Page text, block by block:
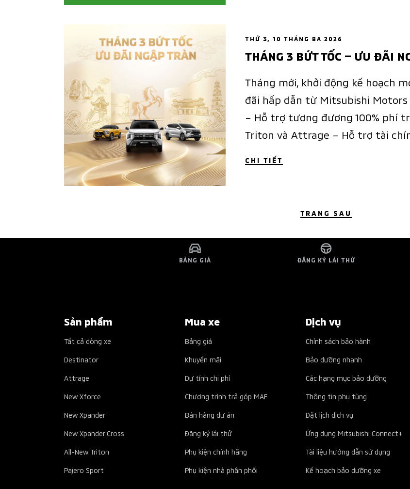
THỨ 3, 10 THÁNG BA 2026
THÁNG 3 BỨT TỐC – ƯU ĐÃI
Tháng mới, khởi động kế hoạch
đãi hấp dẫn từ Mitsubishi
– Hỗ trợ tương đương 100% phí
Triton và Attrage – Hỗ trợ tài
CHI TIẾT
TRANG SAU
BẢNG GIÁ ĐĂNG KÝ LÁI THỬ
Sản phẩm
Tất cả dòng xe
Destinator
Attrage
New Xforce
New Xpander
New Xpander Cross
All-New Triton
Pajero Sport
Mua xe
Bảng giá
Khuyến mãi
Dự tính chi phí
Chương trình trả góp MAF
Bán hàng dự án
Đăng ký lái thử
Phụ kiện chính hãng
Phụ kiện nhà phân phối
Dịch vụ
Chính sách bảo hành
Bảo dưỡng nhanh
Các hạng mục bảo dưỡng
Thông tin phụ tùng
Đặt lịch dịch vụ
Ứng dụng Mitsubishi Connect+
Tài liệu hướng dẫn sử dụng
Kế hoạch bảo dưỡng xe